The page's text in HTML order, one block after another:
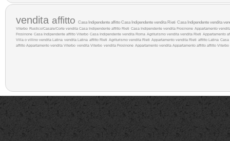
vendita affitto Casa Indipendente affitto Casa Indipendente vendita Rieti Casa Indipendente vendita
Viterbo Rustico/Casale/Corte vendita Casa Indipendente affitto Rieti Casa Indipendente vendita Frosinone Appartamento
Frosinone Casa Indipendente affitto Viterbo Casa Indipendente vendita Roma Agriturismo vendita vendita Rieti Appartamento
Villa o villino vendita Latina vendita Latina affitto Rieti Agriturismo vendita Rieti Appartamento vendita Rieti affitto Latina Casa
affitto Appartamento vendita Viterbo vendita Viterbo vendita Frosinone Appartamento vendita Appartamento affitto affitto Viterbo